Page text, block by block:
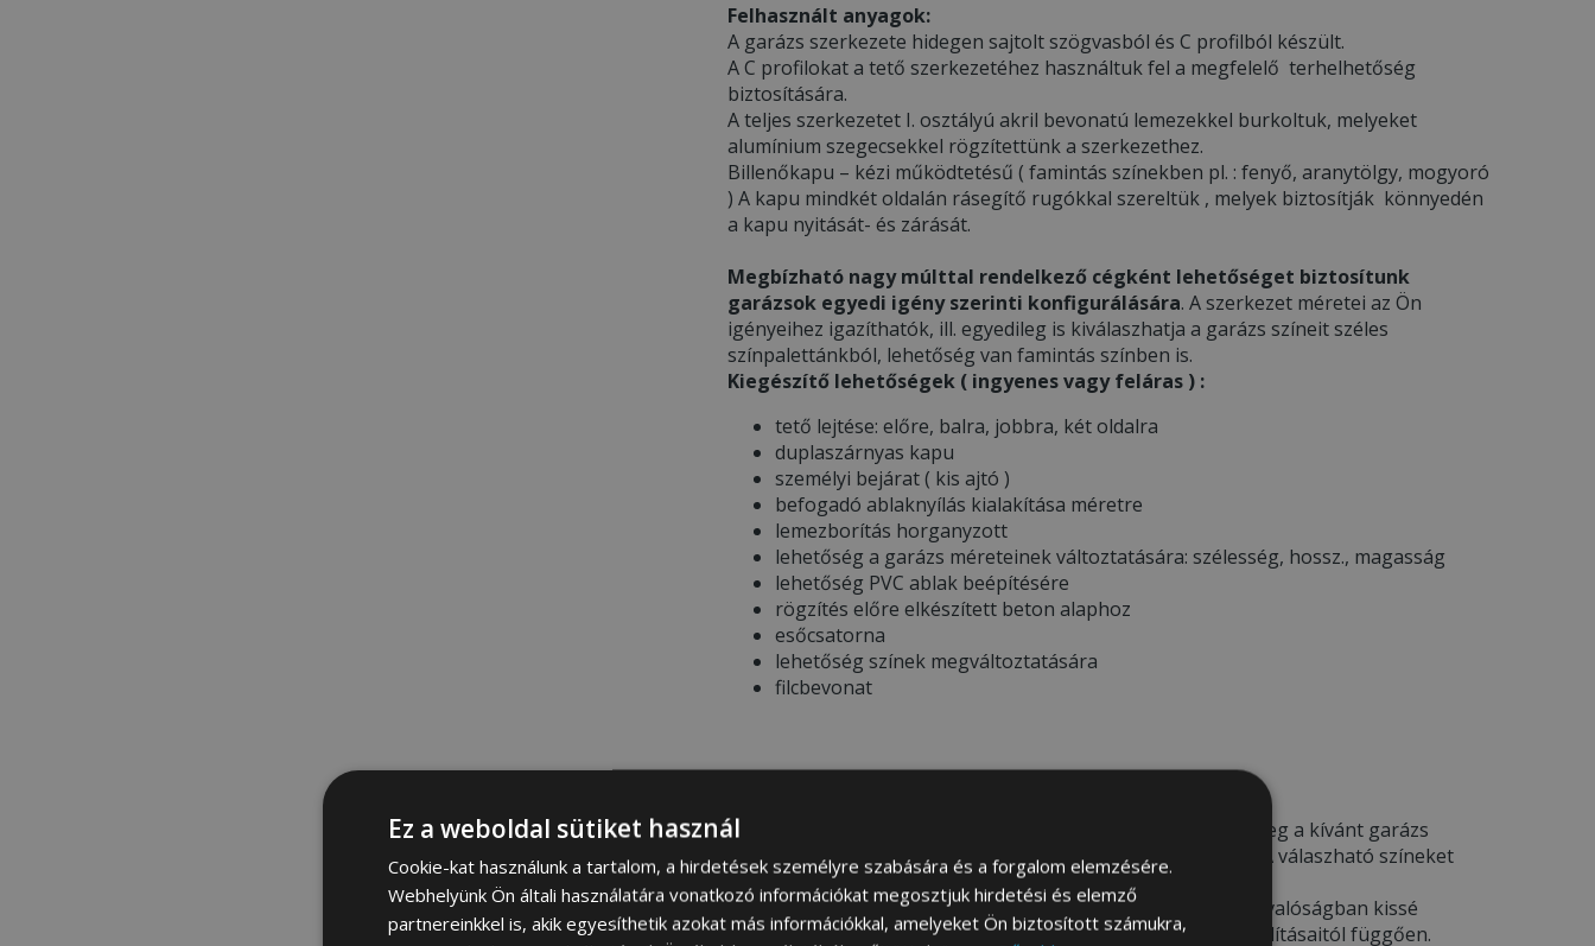
Felhasznált anyagok:
A garázs szerkezete hidegen sajtolt szögvasból és C profilból készült.
A C profilokat a tető szerkezetéhez használtuk fel a megfelelő terhelhetőség
biztosítására.
A teljes szerkezetet I. osztályú akril bevonatú lemezekkel burkoltuk, melyeket
alumínium szegecsekkel rögzítettünk a szerkezethez.
Billenőkapu – kézi működtetésű ( famintás színekben pl. : fenyő, aranytölgy, mogyoró
) A kapu mindkét oldalán rásegítő rugókkal szereltük , melyek biztosítják könnyedén
a kapu nyitását- és zárását.
Megbízható nagy múlttal rendelkező cégként lehetőséget biztosítunk
garázsok egyedi igény szerinti konfigurálására. A szerkezet méretei az Ön
igényeihez igazíthatók, ill. egyedileg is kiválaszhatja a garázs színeit széles
színpalettánkból, lehetőség van famintás színben is.
Kiegészítő lehetőségek ( ingyenes vagy feláras ) :
tető lejtése: előre, balra, jobbra, két oldalra
duplaszárnyas kapu
személyi bejárat ( kis ajtó )
befogadó ablaknyílás kialakítása méretre
lemezborítás horganyzott
lehetőség a garázs méreteinek változtatására: szélesség, hossz., magasság
lehetőség PVC ablak beépítésére
rögzítés előre elkészített beton alaphoz
esőcsatorna
lehetőség színek megváltoztatására
filcbevonat
Rendeléskor kérjük adja meg a kívánt garázs
színeire vonatkozó információt a megjegyzés rovatba. A válaszható színeket
megtekintheti aSZÍNEK PALETTÁJAmenü alatt.
A termékfotókon látható színekcsak illusztrációk
– a valóságban kissé
eltérhetnek a mobil eszköz / számítógép képernyő beállításaitól függően.
Ez a weboldal sütiket használ
Cookie-kat használunk a tartalom, a hirdetések személyre szabására és a forgalom elemzésére.
Webhelyünk Ön általi használatára vonatkozó információkat megosztjuk hirdetési és elemző
partnereinkkel is, akik egyesíthetik azokat más információkkal, amelyeket Ön biztosított számukra,